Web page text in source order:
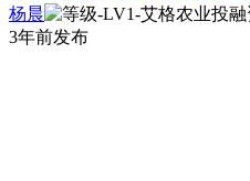
杨晨
3年前发布